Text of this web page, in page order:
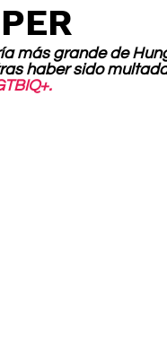
más grande de
haber sido